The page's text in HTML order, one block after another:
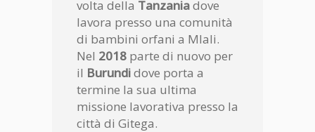
volta della Tanzaniadove
lavora presso una comunità
di bambini orfani a Mlali.
Nel 2018 parte di nuovo per
il Burundidove porta a
termine la sua ultima
missione lavorativa presso la
città di Gitega.